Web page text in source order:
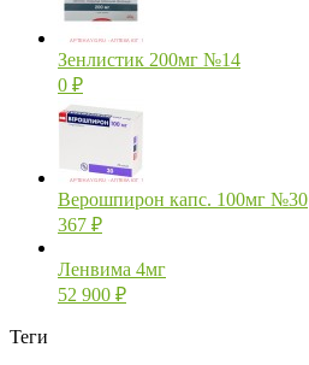
Зенлистик 200мг №14
0 ₽
Верошпирон капс. 100мг №30
367 ₽
Ленвима 4мг
52 900 ₽
Теги